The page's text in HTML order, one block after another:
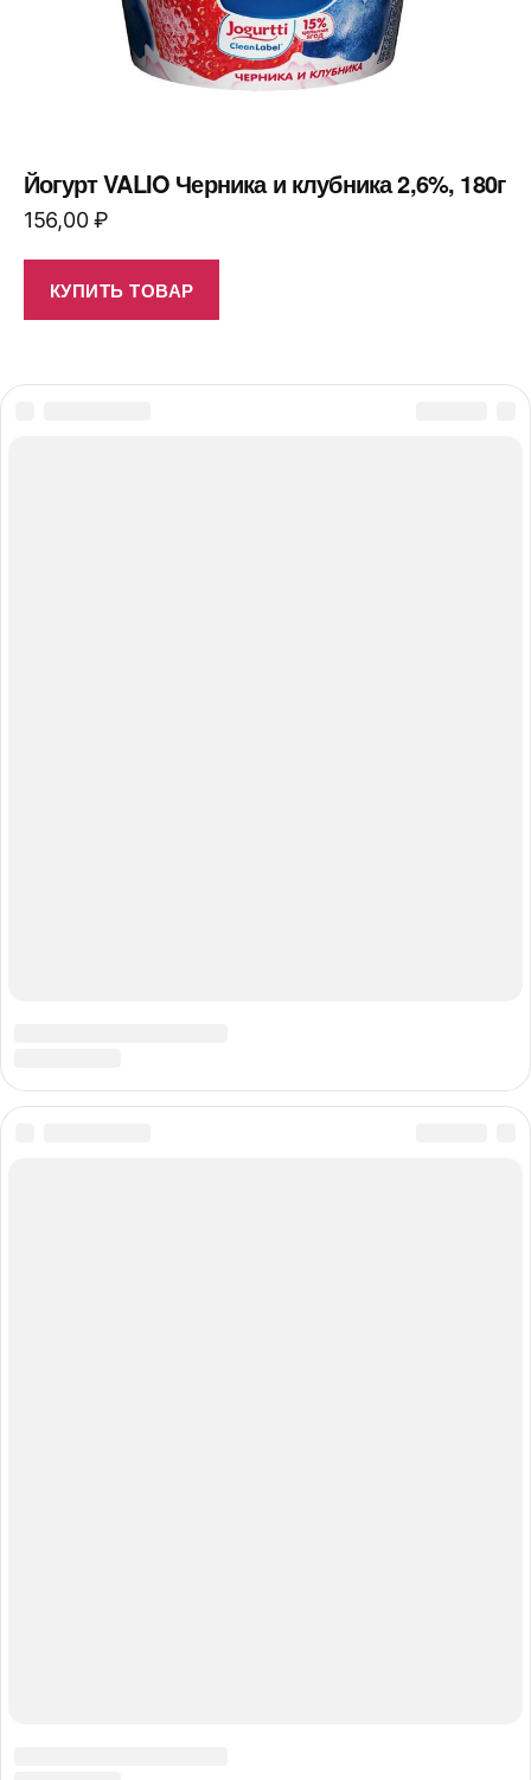
Йогурт VALIO Черника и клубника 2,6%, 180г
156,00₽
КУПИТЬ ТОВАР